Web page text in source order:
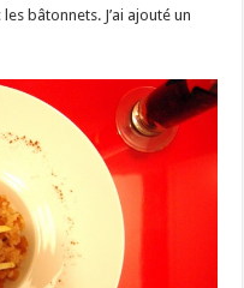
bâtonnets. J’ai ajouté un